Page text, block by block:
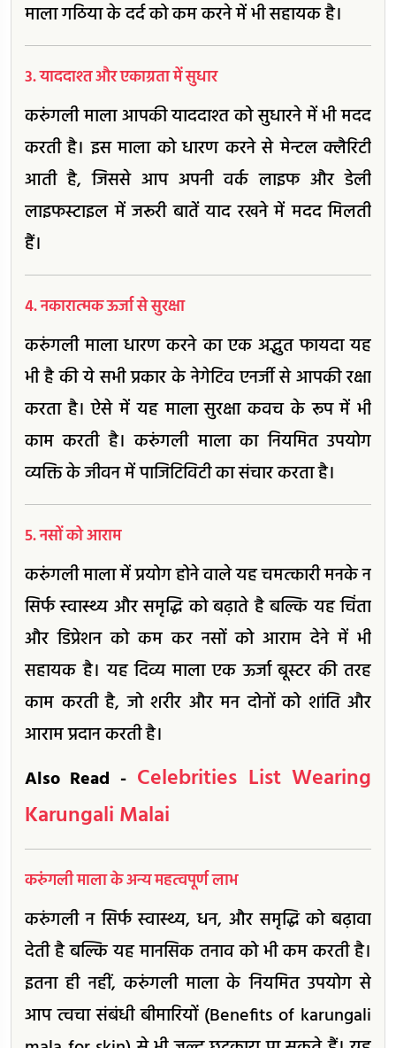
माला गठिया के दर्द को कम करने में भी सहायक है।
3. याददाश्त और एकाग्रता में सुधार
करुंगली माला आपकी याददाश्त को सुधारने में भी मदद
करती है। इस माला को धारण करने से मेन्टल क्लैरिटी
आती है, जिससे आप अपनी वर्क लाइफ और डेली
लाइफस्टाइल में जरूरी बातें याद रखने में मदद मिलती
हैं।
4. नकारात्मक ऊर्जा से सुरक्षा
करुंगली माला धारण करने का एक अद्भुत फायदा यह
भी है की ये सभी प्रकार के नेगेटिव एनर्जी से आपकी रक्षा
करता है। ऐसे में यह माला सुरक्षा कवच के रूप में भी
काम करती है। करुंगली माला का नियमित उपयोग
व्यक्ति के जीवन में पाजिटिविटी का संचार करता है।
5. नसों को आराम
करुंगली माला में प्रयोग होने वाले यह चमत्कारी मनके न
सिर्फ स्वास्थ्य और समृद्धि को बढ़ाते है बल्कि यह चिंता
और डिप्रेशन को कम कर नसों को आराम देने में भी
सहायक है। यह दिव्य माला एक ऊर्जा बूस्टर की तरह
काम करती है, जो शरीर और मन दोनों को शांति और
आराम प्रदान करती है।
Also Read -Celebrities List Wearing
Karungali Malai
करुंगली माला के अन्य महत्वपूर्ण लाभ
करुंगली न सिर्फ स्वास्थ्य, धन, और समृद्धि को बढ़ावा
देती है बल्कि यह मानसिक तनाव को भी कम करती है।
इतना ही नहीं, करुंगली माला के नियमित उपयोग से
आप त्वचा संबंधी बीमारियों (Benefits of karungali